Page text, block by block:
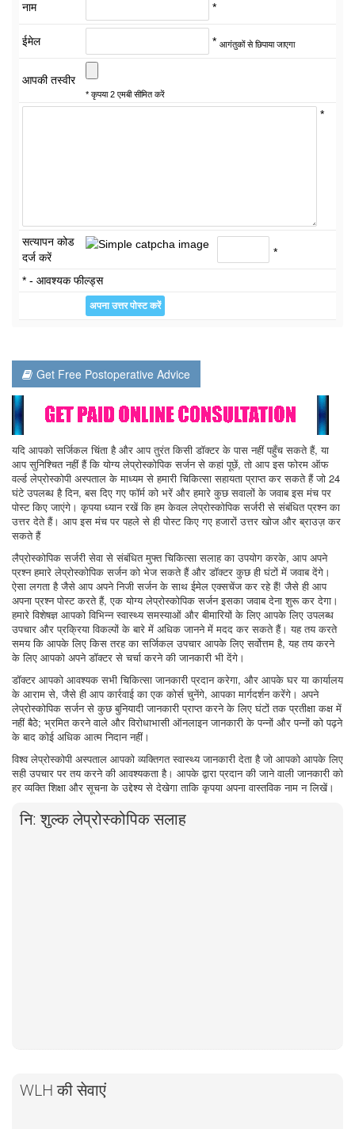
नाम *
ईमेल * आगंतुकों से छिपाया जाएगा
आपकी तस्वीर
* कृपया 2 एमबी सीमित करें
*
सत्यापन कोड
दर्ज करें
*
* - आवश्यक फील्ड्स
Get Free Postoperative Advice
यदि आपको सर्जिकल चिंता है और आप तुरंत किसी डॉक्टर के पास नहीं पहुँच सकते हैं, या
आप सुनिश्चित नहीं हैं कि योग्य लेप्रोस्कोपिक सर्जन से कहां पूछें, तो आप इस फोरम ऑफ
वर्ल्ड लेप्रोस्कोपी अस्पताल के माध्यम से हमारी चिकित्सा सहायता प्राप्त कर सकते हैं जो 24
घंटे उपलब्ध है दिन, बस दिए गए फॉर्म को भरें और हमारे कुछ सवालों के जवाब इस मंच पर
पोस्ट किए जाएंगे। कृपया ध्यान रखें कि हम केवल लेप्रोस्कोपिक सर्जरी से संबंधित प्रश्न का
उत्तर देते हैं। आप इस मंच पर पहले से ही पोस्ट किए गए हजारों उत्तर खोज और ब्राउज़ कर
सकते हैं
लैप्रोस्कोपिक सर्जरी सेवा से संबंधित मुफ्त चिकित्सा सलाह का उपयोग करके, आप अपने
प्रश्न हमारे लेप्रोस्कोपिक सर्जन को भेज सकते हैं और डॉक्टर कुछ ही घंटों में जवाब देंगे।
ऐसा लगता है जैसे आप अपने निजी सर्जन के साथ ईमेल एक्सचेंज कर रहे हैं! जैसे ही आप
अपना प्रश्न पोस्ट करते हैं, एक योग्य लेप्रोस्कोपिक सर्जन इसका जवाब देना शुरू कर देगा।
हमारे विशेषज्ञ आपको विभिन्न स्वास्थ्य समस्याओं और बीमारियों के लिए आपके लिए उपलब्ध
उपचार और प्रक्रिया विकल्पों के बारे में अधिक जानने में मदद कर सकते हैं। यह तय करते
समय कि आपके लिए किस तरह का सर्जिकल उपचार आपके लिए सर्वोत्तम है, यह तय करने
के लिए आपको अपने डॉक्टर से चर्चा करने की जानकारी भी देंगे।
डॉक्टर आपको आवश्यक सभी चिकित्सा जानकारी प्रदान करेगा, और आपके घर या कार्यालय
के आराम से, जैसे ही आप कार्रवाई का एक कोर्स चुनेंगे, आपका मार्गदर्शन करेंगे। अपने
लेप्रोस्कोपिक सर्जन से कुछ बुनियादी जानकारी प्राप्त करने के लिए घंटों तक प्रतीक्षा कक्ष में
नहीं बैठे; भ्रमित करने वाले और विरोधाभासी ऑनलाइन जानकारी के पन्नों और पन्नों को पढ़ने
के बाद कोई अधिक आत्म निदान नहीं।
विश्व लेप्रोस्कोपी अस्पताल आपको व्यक्तिगत स्वास्थ्य जानकारी देता है जो आपको आपके लिए
सही उपचार पर तय करने की आवश्यकता है। आपके द्वारा प्रदान की जाने वाली जानकारी को
हर व्यक्ति शिक्षा और सूचना के उद्देश्य से देखेगा ताकि कृपया अपना वास्तविक नाम न लिखें।
नि: शुल्क लेप्रोस्कोपिक सलाह
WLH की सेवाएं